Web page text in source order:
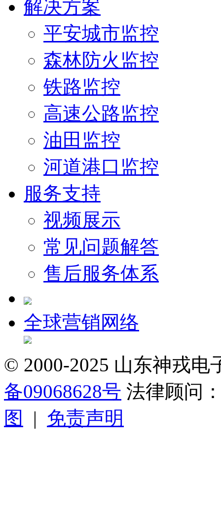
解决方案
平安城市监控
森林防火监控
铁路监控
高速公路监控
油田监控
河道港口监控
服务支持
视频展示
常见问题解答
售后服务体系
全球营销网络
© 2000-2025 山东神戎
备09068628号 法律顾问
图
| 免责声明